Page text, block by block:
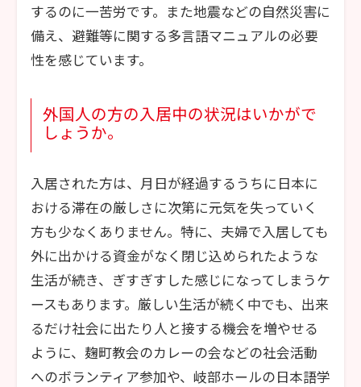
するのに一苦労です。また地震などの自然災害に
備え、避難等に関する多言語マニュアルの必要
性を感じています。
外国人の方の入居中の状況はいかがで
しょうか。
入居された方は、月日が経過するうちに日本に
おける滞在の厳しさに次第に元気を失っていく
方も少なくありません。特に、夫婦で入居しても
外に出かける資金がなく閉じ込められたような
生活が続き、ぎすぎすした感じになってしまうケ
ースもあります。厳しい生活が続く中でも、出来
るだけ社会に出たり人と接する機会を増やせる
ように、麹町教会のカレーの会などの社会活動
へのボランティア参加や、岐部ホールの日本語学